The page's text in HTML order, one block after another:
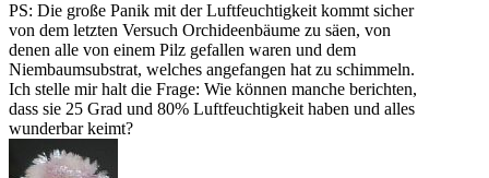
PS: Die große Panik mit der Luftfeuchtigkeit kommt sicher
von dem letzten Versuch Orchideenbäume zu säen, von
denen alle von einem Pilz gefallen waren und dem
Niembaumsubstrat, welches angefangen hat zu schimmeln.
Ich stelle mir halt die Frage: Wie können manche berichten,
dass sie 25 Grad und 80% Luftfeuchtigkeit haben und alles
wunderbar keimt?